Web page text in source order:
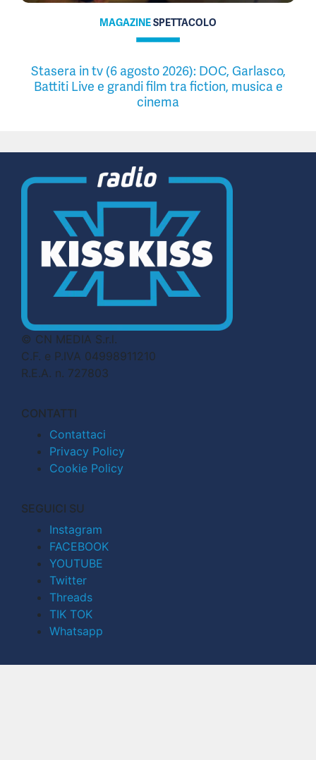
MAGAZINESPETTACOLO
Stasera in tv (6 agosto 2026): DOC, Garlasco,
Battiti Live e grandi film tra fiction, musica e
cinema
© CN MEDIA S.r.l.
C.F. e P.IVA 04998911210
R.E.A. n. 727803
CONTATTI
Contattaci
Privacy Policy
Cookie Policy
SEGUICI SU
Instagram
FACEBOOK
YOUTUBE
Twitter
Threads
TIK TOK
Whatsapp